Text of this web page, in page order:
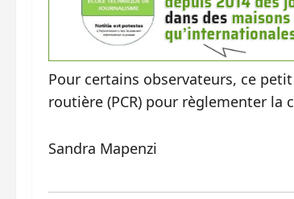
Pour certains observateurs, ce
routière (PCR) pour règlementer la
Sandra Mapenzi